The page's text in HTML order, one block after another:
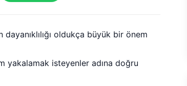
oldukça büyük bir önem
yakalamak isteyenler adına doğru